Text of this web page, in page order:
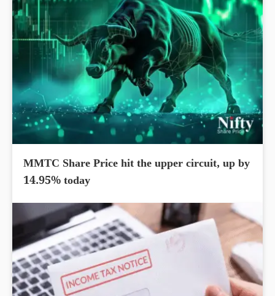
MMTC Share Price hit the upper circuit, up by
14.95% today